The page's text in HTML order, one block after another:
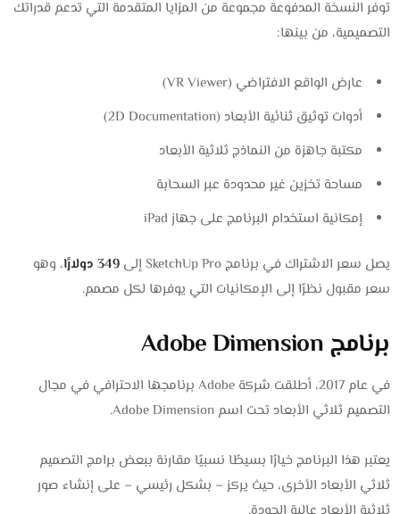
توفر النسخة المدفوعة مجموعة من المزايا المتقدمة التي تدعم قدراتك
التصميمية، من بينها:
عارض الواقع الافتراضي (VR Viewer)
أدوات توثيق ثنائية الأبعاد (2D Documentation)
مكتبة جاهزة من النماذج ثلاثية الأبعاد
مساحة تخزين غير محدودة عبر السحابة
إمكانية استخدام البرنامج على جهاز iPad
يصل سعر الاشتراك في برنامج SketchUp Pro إلى 349 دولارًا
، وهو
سعر مقبول نظرًا إلى الإمكانيات التي يوفرها لكل مصمم.
برنامج Adobe Dimension
في عام 2017، أطلقت شركة Adobe برنامجها الاحترافي في مجال
التصميم ثلاثي الأبعاد تحت اسم Adobe Dimension.
يعتبر هذا البرنامج خيارًا بسيطًا نسبيًا مقارنة ببعض برامج التصميم
ثلاثي الأبعاد الأخرى، حيث يركز – بشكل رئيسي – على إنشاء صور